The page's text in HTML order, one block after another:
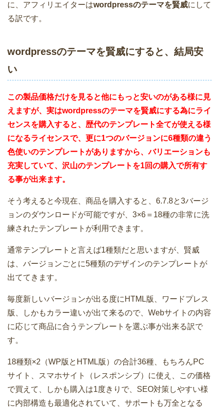
に、アフィリエイターはwordpressのテーマを賢威にして
る訳です。
wordpressのテーマを賢威にすると、結局安
い
この製品価格だけを見ると他にもっと安いのがある様に見
えますが、実はwordpressのテーマを賢威にする為にライ
センスを購入すると、歴代のテンプレート全てが使える様
になるライセンスで、更に1つのバージョンに6種類の違う
色使いのテンプレートがありますから、バリエーションも
充実していて、沢山のテンプレートを1回の購入で所有す
る事が出来ます。
そう考えると今現在、商品を購入すると、6.7.8と3バージ
ョンのダウンロードが可能ですが、3×6＝18種の非常に洗
練されたテンプレートが利用できます。
通常テンプレートと言えば1種類だと思いますが、賢威
は、バージョンごとに5種類のデザインのテンプレートが
出ててきます。
毎度新しいバージョンが出る度にHTML版、ワードプレス
版、しかもカラー違いが出て来るので、Webサイトの内容
に応じて商品に合うテンプレートを選ぶ事が出来る訳で
す。
18種類×2（WP版とHTML版）の合計36種、もちろんPC
サイト、スマホサイト（レスポンシブ）に使え、この価格
で買えて、しかも購入は1度きりで、SEO対策しやすい様
に内部構造も最適化されていて、サポートも万全となる